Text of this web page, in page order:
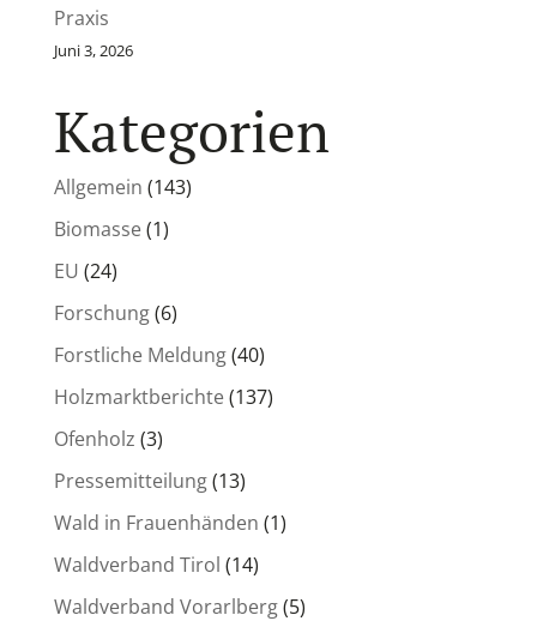
Praxis
Juni 3, 2026
Kategorien
Allgemein (143)
Biomasse(1)
EU (24)
Forschung(6)
Forstliche Meldung(40)
Holzmarktberichte(137)
Ofenholz (3)
Pressemitteilung(13)
Wald in Frauenhänden (1)
Waldverband Tirol (14)
Waldverband Vorarlberg(5)